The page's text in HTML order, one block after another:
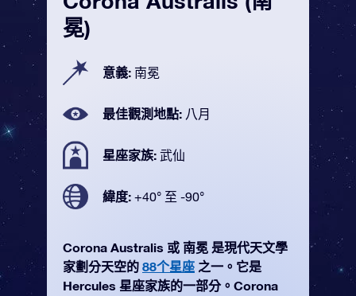
冕)
意義: 南冕
最佳觀測地點: 八月
星座家族: 武仙
緯度: +40° 至 -90°
Corona Australis 或 南冕 是現代天文學
家劃分天空的 88个星座 之一。它是
Hercules 星座家族的一部分。Corona